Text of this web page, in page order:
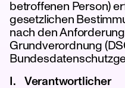
betroffenen Person)
gesetzlichen
nach den
Grundverordnung
I. Verantwortlicher